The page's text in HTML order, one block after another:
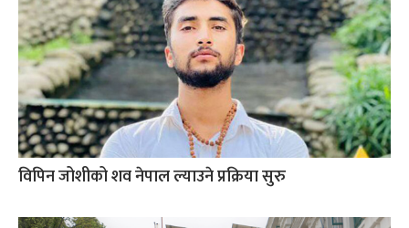
विपिन जोशीको शव नेपाल ल्याउने प्रक्रिया सुरु